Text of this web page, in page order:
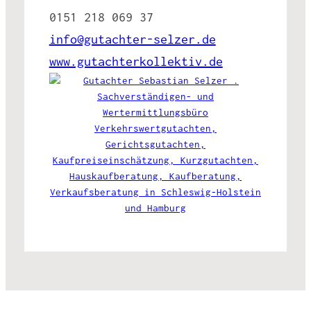
0151 218 069 37
info@gutachter-selzer.de
www.gutachterkollektiv.de